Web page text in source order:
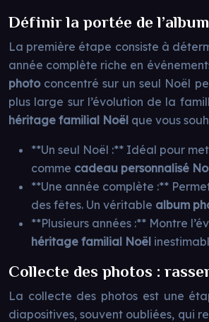
Définir la portée de
La première étape consiste à
année complète riche en
photo concentré sur un seul Noël
plus large sur l’évolution de la
héritage familial Noël que vous
**Un seul Noël :** Idéal pour
comme cadeau personnalisé
**Une année complète :**
des fêtes. Un véritable album
**Plusieurs années :** Montre
héritage familial Noël
Collecte des photos :
La collecte des photos est une
diapositives, souvent oubliées, qui